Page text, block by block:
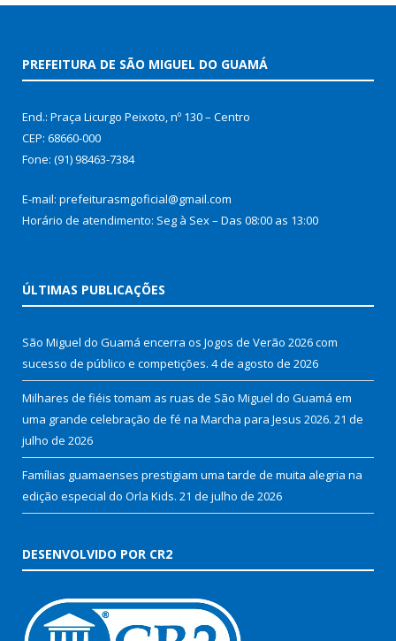
PREFEITURA DE SÃO MIGUEL DO GUAMÁ
End.: Praça Licurgo Peixoto, nº 130 – Centro
CEP: 68660-000
Fone: (91) 98463-7384
E-mail: prefeiturasmgoficial@gmail.com
Horário de atendimento: Seg à Sex – Das 08:00 as 13:00
ÚLTIMAS PUBLICAÇÕES
São Miguel do Guamá encerra os Jogos de Verão 2026 com
sucesso de público e competições. 4 de agosto de 2026
Milhares de fiéis tomam as ruas de São Miguel do Guamá em
uma grande celebração de fé na Marcha para Jesus 2026. 21 de
julho de 2026
Famílias guamaenses prestigiam uma tarde de muita alegria na
edição especial do Orla Kids. 21 de julho de 2026
DESENVOLVIDO POR CR2